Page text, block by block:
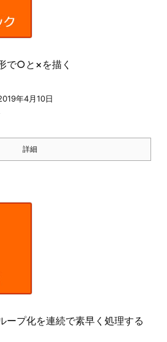
で○と×を描く
年4月10日
詳細
ープ化を連続で素早く処理する